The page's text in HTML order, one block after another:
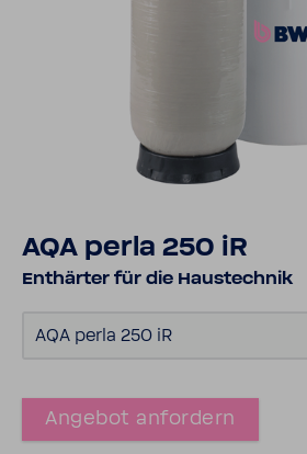
AQA perla 250 iR
Enthärter für die Haus­technik
AQA perla 250 iR
Angebot anfor­dern